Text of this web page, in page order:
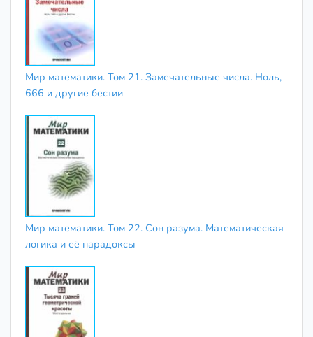
Мир математики. Том 21. Замечательные числа. Ноль,
666 и другие бестии
Мир математики. Том 22. Сон разума. Математическая
логика и её парадоксы